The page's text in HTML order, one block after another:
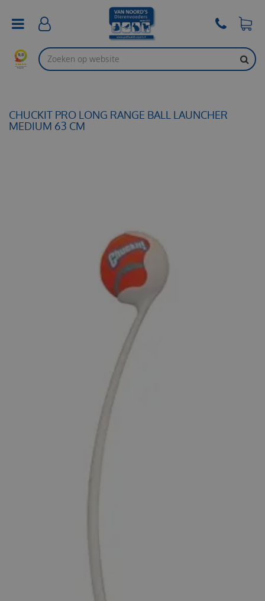
CHUCKIT PRO LONG RANGE BALL LAUNCHER
MEDIUM 63 CM